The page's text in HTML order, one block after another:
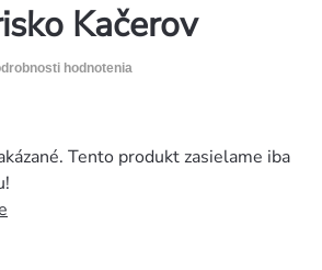
Kačerov
hodnotenia
Tento produkt zasielame iba